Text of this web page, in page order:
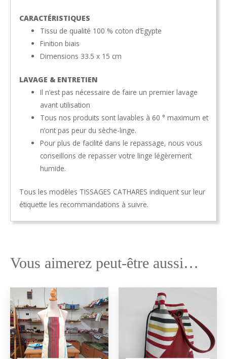
CARACTÉRISTIQUES
Tissu de qualité 100 % coton d’Egypte
Finition biais
Dimensions 33.5 x 15 cm
LAVAGE & ENTRETIEN
Il n’est pas nécessaire de faire un premier lavage
avant utilisation
Tous nos produits sont lavables à 60 ° maximum et
n’ont pas peur du sèche-linge.
Pour plus de facilité dans le repassage, nous vous
conseillons de repasser votre linge légèrement
humide.
Tous les modèles TISSAGES CATHARES indiquent sur leur
étiquette les recommandations à suivre.
Vous aimerez peut-être aussi…